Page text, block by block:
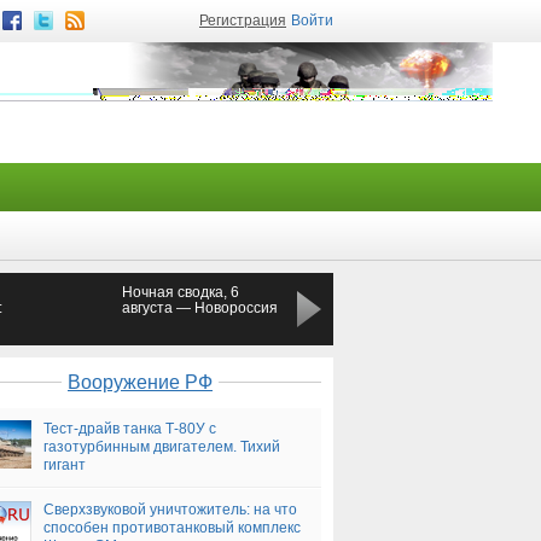
Регистрация Войти
Ночная сводка, 6
августа — Новороссия
Вооружение РФ
Тест-драйв танка Т-80У с
газотурбинным двигателем. Тихий
гигант
Сверхзвуковой уничтожитель: на что
способен противотанковый комплекс